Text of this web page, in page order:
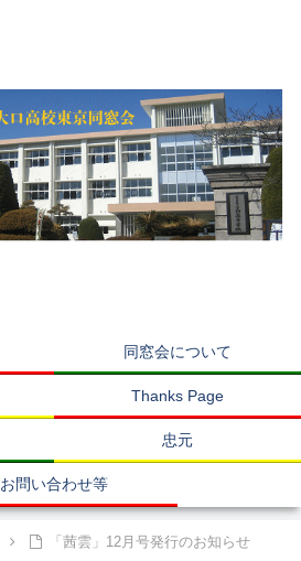
同窓会について
Thanks Page
忠元
お問い合わせ等
「茜雲」12月号発行のお知らせ